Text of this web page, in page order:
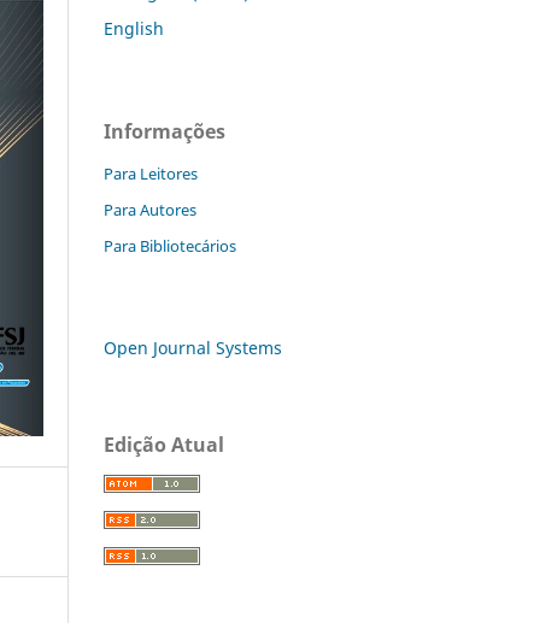
English
Informações
Para Leitores
Para Autores
Para Bibliotecários
Open Journal Systems
Edição Atual